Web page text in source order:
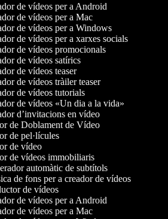
de vídeos per a Android
de vídeos per a Mac
de vídeos per a Windows
de vídeos per a xarxes socials
de vídeos promocionals
de vídeos satírics
de vídeos teaser
de vídeos tràiler teaser
de vídeos tutorials
de vídeos «Un dia a la vida»
d’invitacions en vídeo
de Doblament de Vídeo
de pel·lícules
de vídeo
de vídeos immobiliaris
automàtic de subtítols
de fons per a creador de vídeos
de vídeos
de vídeos per a Android
de vídeos per a Mac